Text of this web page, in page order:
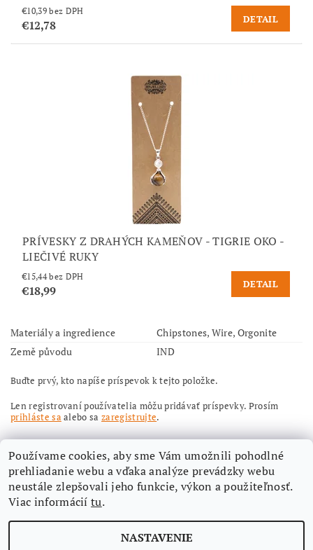
€10,39 bez DPH
€12,78 DETAIL
PRÍVESKY Z DRAHÝCH KAMEŇOV - TIGRIE OKO -
LIEČIVÉ RUKY
€15,44 bez DPH
€18,99 DETAIL
Materiály a ingredience
Chipstones, Wire, Orgonite
Země původu
IND
Buďte prvý, kto napíše príspevok k tejto položke.
Len registrovaní používatelia môžu pridávať príspevky. Prosím
prihláste sa alebo sazaregistrujte.
Nájdete nás aj na Facebooku
Používame cookies, aby sme Vám umožnili pohodlné
prehliadanie webu a vďaka analýze prevádzky webu
neustále zlepšovali jeho funkcie, výkon a použiteľnosť.
Viac informáciítu.
NASTAVENIE